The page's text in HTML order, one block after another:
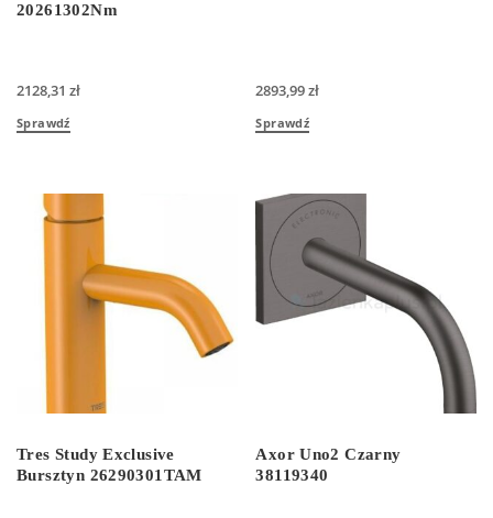
20261302Nm
2128,31 zł
Sprawdź
2893,99zł
Sprawdź
Tres Study Exclusive
Bursztyn 26290301TAM
Axor Uno2 Czarny
38119340